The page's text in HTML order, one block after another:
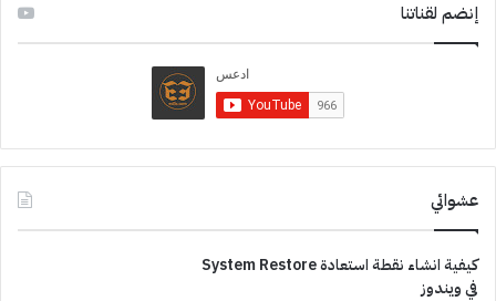
إنضم لقناتنا
عشوائي
كيفية انشاء نقطة استعادة System Restore
في ويندوز